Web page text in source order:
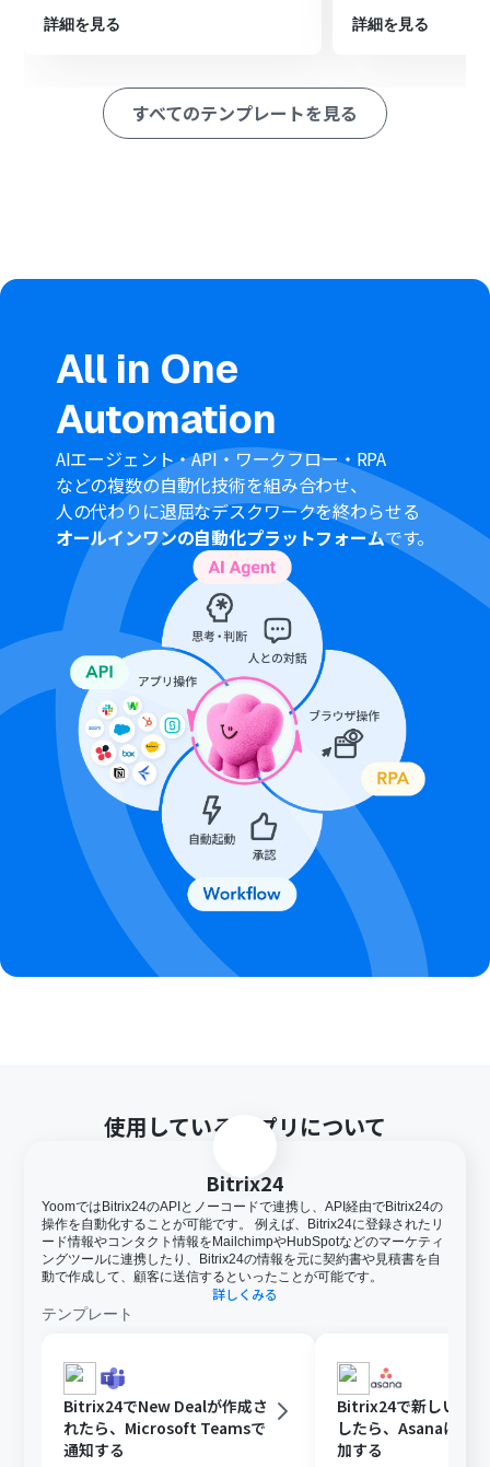
ション
は、通知を送信したいチャンネルを任意で設定してくだ
さい。
通知するメッセージ内容も自由にカスタマイズが可能で
Bitrix24、SlackのそれぞれとYoomを連携してくださ
プランによって最短の起動間隔が異なりますので、ご注意
ください。
詳細を見る 詳細を見る
すべてのテンプレートを見る
All in One
Automation
AIエージェント・API・ワークフロー・RPA
などの複数の自動化技術を組み合わせ、
人の代わりに退屈なデスクワークを終わらせる
オールインワンの自動化プラットフォームです。
使用しているアプリについて
Bitrix24
YoomではBitrix24のAPIとノーコードで連携し、API経由でBitrix24の
操作を自動化することが可能です。 例えば、Bitrix24に登録されたリ
ード情報やコンタクト情報をMailchimpやHubSpotなどのマーケティ
ングツールに連携したり、Bitrix24の情報を元に契約書や見積書を自
動で作成して、顧客に送信するといったことが可能です。
詳しくみる
テンプレート
Bitrix24でNew Dealが作成さ
れたら、Microsoft Teamsで
通知する
Bitrix24で新しい
したら、Asanaにタ
加する